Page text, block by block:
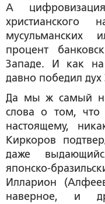
А
христианского
мусульманских
процент
Западе. И как
давно победил дух
Да мы ж самый
слова о том,
настоящему,
Киркоров
даже
японско-
Илларион
наверное, и